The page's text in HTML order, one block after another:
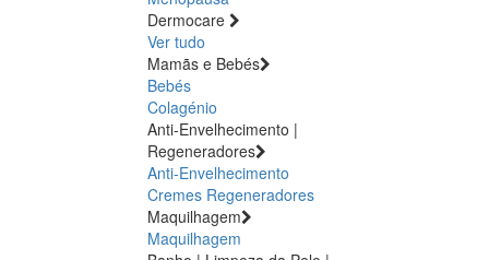
Dermocare
Ver tudo
Mamãs e Bebés
Bebés
Colagénio
Anti-Envelhecimento |
Regeneradores
Anti-Envelhecimento
Cremes Regeneradores
Maquilhagem
Maquilhagem